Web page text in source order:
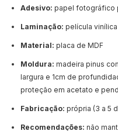
Adesivo: papel fotográfico
Laminação: película
Material: placa de MDF
Moldura: madeira pinus
largura e 1cm de
proteção em acetato e
Fabricação: própria (3 a 5
Recomendações: não